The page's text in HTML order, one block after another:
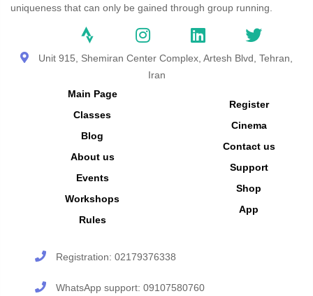
uniqueness that can only be gained through group running.
Unit 915, Shemiran Center Complex, Artesh Blvd, Tehran,
Iran
Main Page
Classes
Blog
About us
Events
Workshops
Rules
Register
Cinema
Contact us
Support
Shop
App
Registration: 02179376338
WhatsApp support: 09107580760